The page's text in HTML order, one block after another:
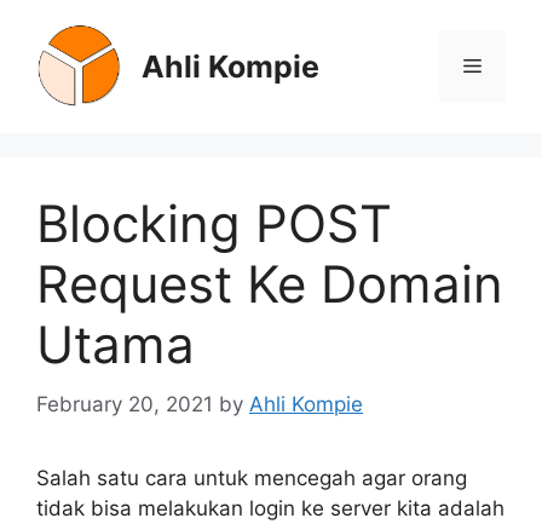
content
Ahli Kompie Menu
Blocking POST
Request Ke Domain
Utama
February 20, 2021 by Ahli Kompie
Salah satu cara untuk mencegah agar orang
tidak bisa melakukan login ke server kita adalah